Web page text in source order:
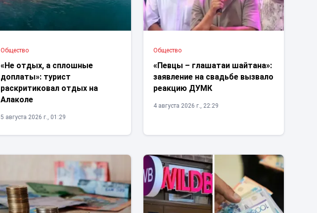
Общество
«Не отдых, а сплошные
доплаты»: турист
раскритиковал отдых на
Алаколе
5 августа 2026 г., 01:29
Общество
«Певцы – глашатаи шайтана»:
заявление на свадьбе вызвало
реакцию ДУМК
4 августа 2026 г., 22:29